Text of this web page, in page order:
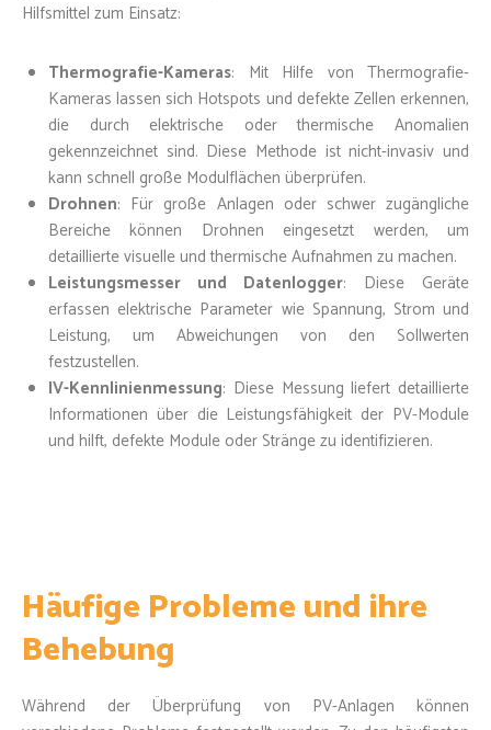
Hilfsmittel zum Einsatz:
Thermografie-Kameras: Mit Hilfe von Thermografie-
Kameras lassen sich Hotspots und defekte Zellen erkennen,
die durch elektrische oder thermische Anomalien
gekennzeichnet sind. Diese Methode ist nicht-invasiv und
kann schnell große Modulflächen überprüfen.
Drohnen: Für große Anlagen oder schwer zugängliche
Bereiche können Drohnen eingesetzt werden, um
detaillierte visuelle und thermische Aufnahmen zu machen.
Leistungsmesser und Datenlogger: Diese Geräte
erfassen elektrische Parameter wie Spannung, Strom und
Leistung, um Abweichungen von den Sollwerten
festzustellen.
IV-Kennlinienmessung: Diese Messung liefert detaillierte
Informationen über die Leistungsfähigkeit der PV-Module
und hilft, defekte Module oder Stränge zu identifizieren.
Häufige Probleme und ihre
Behebung
Während der Überprüfung von PV-Anlagen können